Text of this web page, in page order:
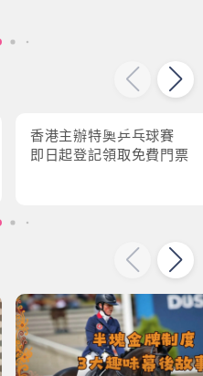
香港主辦特奧乒乓球賽
即日起登記領取免費門票